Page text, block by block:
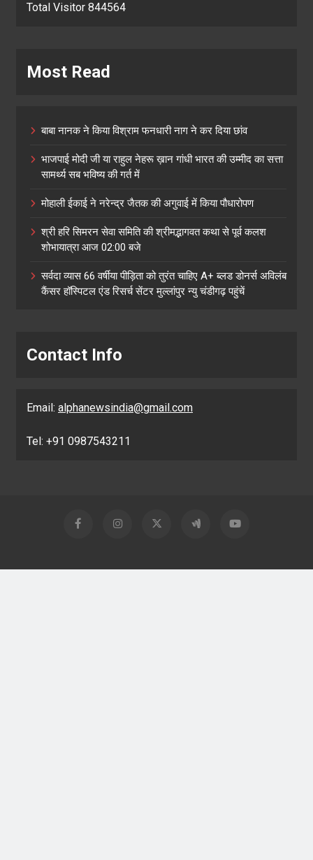
Total Visitor 844564
Most Read
बाबा नानक ने किया विश्राम फनधारी नाग ने कर दिया छांव
भाजपाई मोदी जी या राहुल नेहरू ख़ान गांधी भारत की उम्मीद का सत्ता
सामर्थ्य सब भविष्य की गर्त में
मोहाली ईकाई ने नरेन्द्र जैतक की अगुवाई में किया पौधारोपण
श्री हरि सिमरन सेवा समिति की श्रीमद्भागवत कथा से पूर्व कलश
शोभायात्रा आज 02:00 बजे
सर्वदा व्यास 66 वर्षीया पीड़िता को तुरंत चाहिए A+ ब्लड डोनर्स अविलंब
कैंसर हॉस्पिटल एंड रिसर्च सेंटर मुल्लांपुर न्यु चंडीगढ़ पहुंचें
Contact Info
Email: alphanewsindia@gmail.com
Tel: +91 0987543211